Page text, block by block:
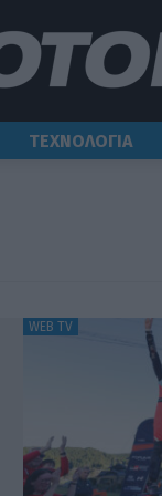
ΤΕΧΝΟΛΟΓΙΑ
WEB TV